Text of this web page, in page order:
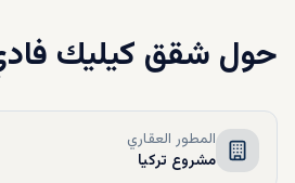
حول شقق كيليك
المطور العقاري
مشروع تركيا